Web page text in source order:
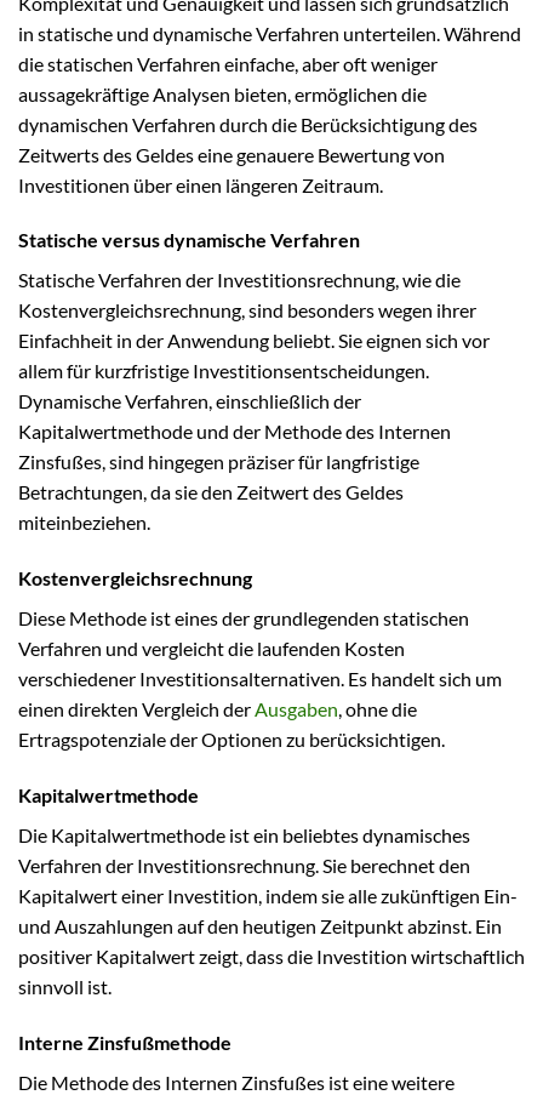
in statische und dynamische Verfahren unterteilen. Während
die statischen Verfahren einfache, aber oft weniger
aussagekräftige Analysen bieten, ermöglichen die
dynamischen Verfahren durch die Berücksichtigung des
Zeitwerts des Geldes eine genauere Bewertung von
Investitionen über einen längeren Zeitraum.
Statische versus dynamische Verfahren
Statische Verfahren der Investitionsrechnung, wie die
Kostenvergleichsrechnung, sind besonders wegen ihrer
Einfachheit in der Anwendung beliebt. Sie eignen sich vor
allem für kurzfristige Investitionsentscheidungen.
Dynamische Verfahren, einschließlich der
Kapitalwertmethode und der Methode des Internen
Zinsfußes, sind hingegen präziser für langfristige
Betrachtungen, da sie den Zeitwert des Geldes
miteinbeziehen.
Kostenvergleichsrechnung
Diese Methode ist eines der grundlegenden statischen
Verfahren und vergleicht die laufenden Kosten
verschiedener Investitionsalternativen. Es handelt sich um
einen direkten Vergleich derAusgaben, ohne die
Ertragspotenziale der Optionen zu berücksichtigen.
Kapitalwertmethode
Die Kapitalwertmethode ist ein beliebtes dynamisches
Verfahren der Investitionsrechnung. Sie berechnet den
Kapitalwert einer Investition, indem sie alle zukünftigen Ein-
und Auszahlungen auf den heutigen Zeitpunkt abzinst. Ein
positiver Kapitalwert zeigt, dass die Investition wirtschaftlich
sinnvoll ist.
Interne Zinsfußmethode
Die Methode des Internen Zinsfußes ist eine weitere